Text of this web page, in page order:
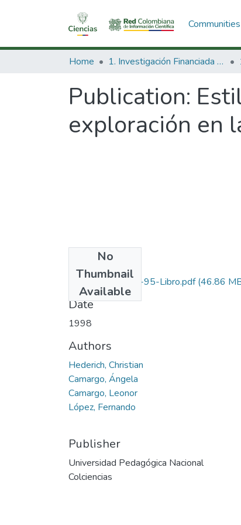
Home 1. Investigación Financiada con Recursos Públicos
Publication:
exploración en
No
Thumbnail
Available
1108-11-110-95-Libro.pdf(46.86
Date
1998
Authors
Hederich, Christian
Camargo, Ángela
Camargo, Leonor
López, Fernando
Publisher
Universidad Pedagógica Nacional
Colciencias